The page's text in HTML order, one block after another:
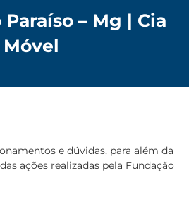
– Mg | Cia
Móvel
e dúvidas, para além da
ações realizadas pela Fundação